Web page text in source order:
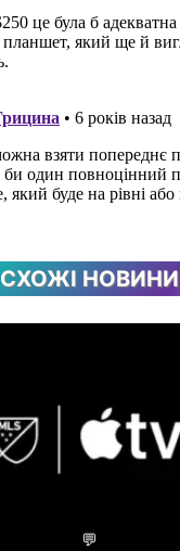
СХОЖІ НОВИНИ
💬